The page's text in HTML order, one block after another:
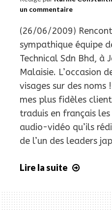
un commentaire
(26/06/2009)
sympathique équipe
Technical Sdn Bhd, à
Malaisie. L’occasion
visages sur des noms
mes plus fidèles
traduis en français
audio-vidéo qu’ils
de l’un des leaders
Lire la suite
de
ma